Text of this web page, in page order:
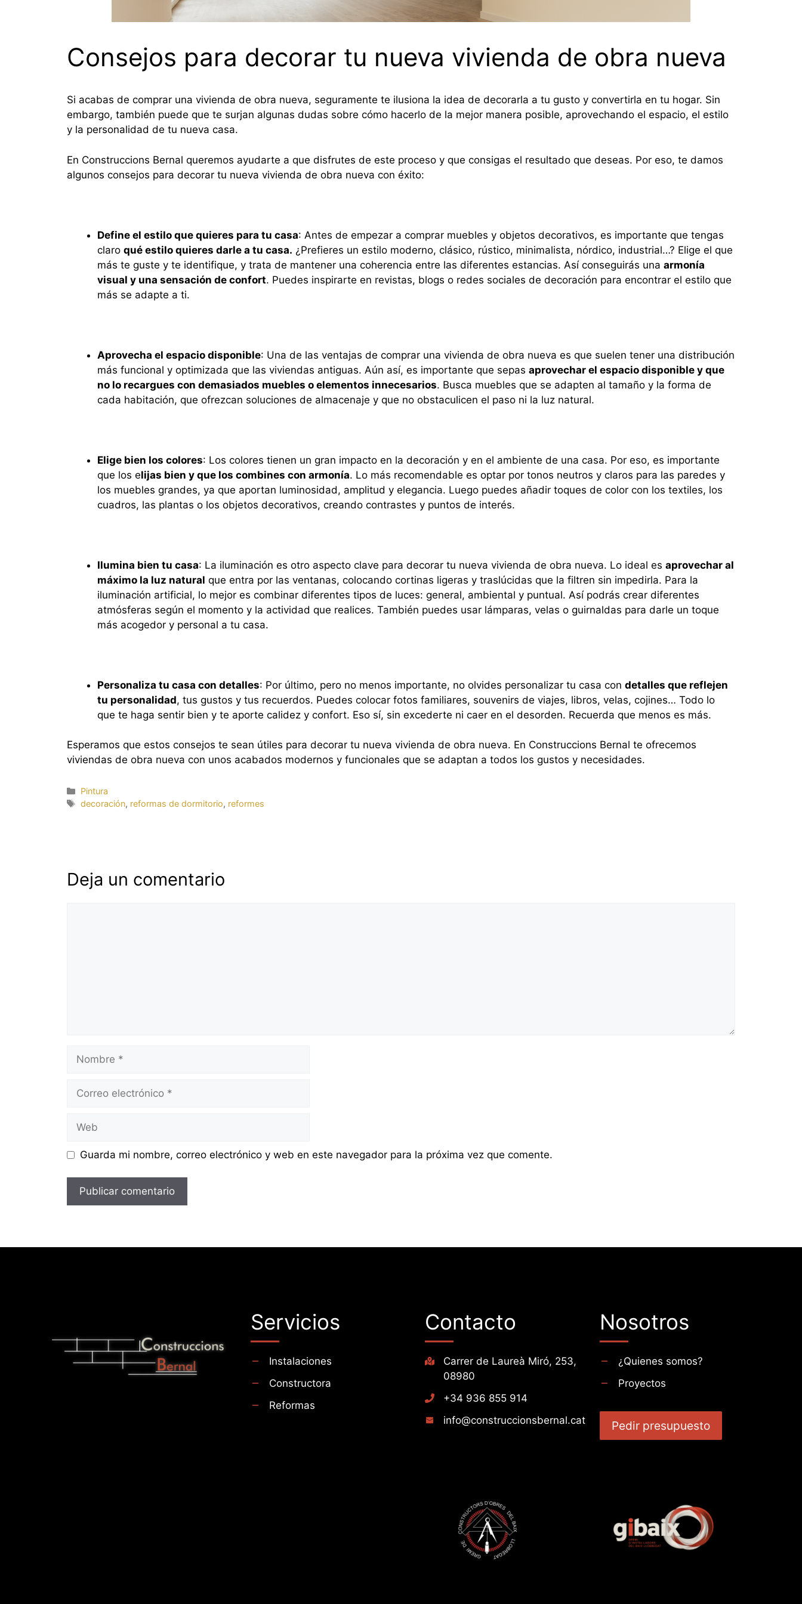
Consejos para decorar tu nueva vivienda de obra nueva
Si acabas de comprar una vivienda de obra nueva, seguramente te ilusiona la idea de decorarla a tu gusto y convertirla en tu hogar. Sin
embargo, también puede que te surjan algunas dudas sobre cómo hacerlo de la mejor manera posible, aprovechando el espacio, el estilo
y la personalidad de tu nueva casa.
En Construccions Bernal queremos ayudarte a que disfrutes de este proceso y que consigas el resultado que deseas. Por eso, te damos
algunos consejos para decorar tu nueva vivienda de obra nueva con éxito:
Define el estilo que quieres para tu casa: Antes de empezar a comprar muebles y objetos decorativos, es importante que tengas
claro qué estilo quieres darle a tu casa. ¿Prefieres un estilo moderno, clásico, rústico, minimalista, nórdico, industrial…? Elige el que
más te guste y te identifique, y trata de mantener una coherencia entre las diferentes estancias. Así conseguirás una armonía
visual y una sensación de confort. Puedes inspirarte en revistas, blogs o redes sociales de decoración para encontrar el estilo que
más se adapte a ti.
Aprovecha el espacio disponible: Una de las ventajas de comprar una vivienda de obra nueva es que suelen tener una distribución
más funcional y optimizada que las viviendas antiguas. Aún así, es importante que sepas aprovechar el espacio disponible y que
no lo recargues con demasiados muebles o elementos innecesarios. Busca muebles que se adapten al tamaño y la forma de
cada habitación, que ofrezcan soluciones de almacenaje y que no obstaculicen el paso ni la luz natural.
Elige bien los colores: Los colores tienen un gran impacto en la decoración y en el ambiente de una casa. Por eso, es importante
que los elijas bien y que los combines con armonía. Lo más recomendable es optar por tonos neutros y claros para las paredes y
los muebles grandes, ya que aportan luminosidad, amplitud y elegancia. Luego puedes añadir toques de color con los textiles, los
cuadros, las plantas o los objetos decorativos, creando contrastes y puntos de interés.
Ilumina bien tu casa: La iluminación es otro aspecto clave para decorar tu nueva vivienda de obra nueva. Lo ideal es aprovechar al
máximo la luz natural que entra por las ventanas, colocando cortinas ligeras y traslúcidas que la filtren sin impedirla. Para la
iluminación artificial, lo mejor es combinar diferentes tipos de luces: general, ambiental y puntual. Así podrás crear diferentes
atmósferas según el momento y la actividad que realices. También puedes usar lámparas, velas o guirnaldas para darle un toque
más acogedor y personal a tu casa.
Personaliza tu casa con detalles: Por último, pero no menos importante, no olvides personalizar tu casa con detalles que reflejen
tu personalidad, tus gustos y tus recuerdos. Puedes colocar fotos familiares, souvenirs de viajes, libros, velas, cojines… Todo lo
que te haga sentir bien y te aporte calidez y confort. Eso sí, sin excederte ni caer en el desorden. Recuerda que menos es más.
Esperamos que estos consejos te sean útiles para decorar tu nueva vivienda de obra nueva. En Construccions Bernal te ofrecemos
viviendas de obra nueva con unos acabados modernos y funcionales que se adaptan a todos los gustos y necesidades.
Categorías
Pintura
Etiquetas
decoración, reformas de dormitorio, reformes
Deja un comentario
electrónico
Guarda mi nombre, correo electrónico y web en este navegador para la próxima vez que comente.
Servicios
Instalaciones
Constructora
Reformas
Contacto
Carrer de Laureà Miró, 253,
08980
+34 936 855 914
info@construccionsbernal.cat
Nosotros
¿Quienes somos?
Proyectos
Pedir presupuesto